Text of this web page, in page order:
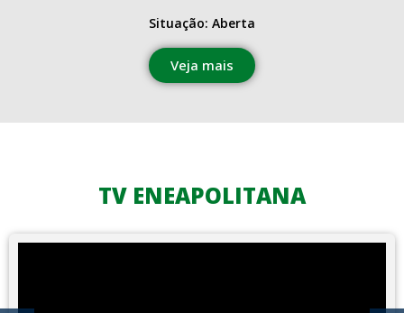
Situação: Aberta
Veja mais
TV ENEAPOLITANA